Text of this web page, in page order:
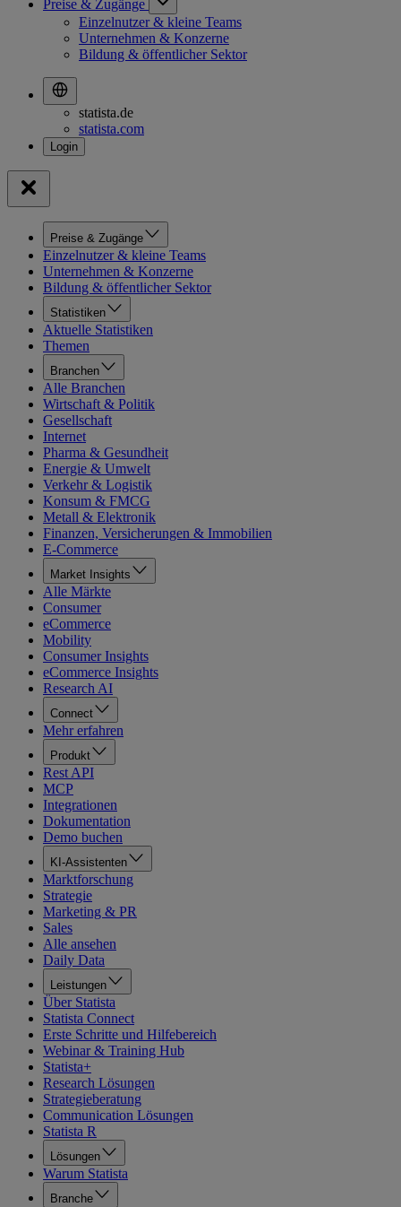
Preise & Zugänge
Einzelnutzer & kleine Teams
Unternehmen & Konzerne
Bildung & öffentlicher Sektor
statista.de
statista.com
Preise & Zugänge
Einzelnutzer & kleine Teams
Unternehmen & Konzerne
Bildung & öffentlicher Sektor
Statistiken
Aktuelle Statistiken
Themen
Branchen
Alle Branchen
Wirtschaft & Politik
Gesellschaft
Internet
Pharma & Gesundheit
Energie & Umwelt
Verkehr & Logistik
Konsum & FMCG
Metall & Elektronik
Finanzen, Versicherungen & Immobilien
E-Commerce
Market Insights
Alle Märkte
Consumer
eCommerce
Mobility
Consumer Insights
eCommerce Insights
Research AI
Connect
Mehr erfahren
Produkt
Rest API
MCP
Integrationen
Dokumentation
Demo buchen
KI-Assistenten
Marktforschung
Strategie
Marketing & PR
Sales
Alle ansehen
Daily Data
Leistungen
Über Statista
Statista Connect
Erste Schritte und Hilfebereich
Webinar & Training Hub
Statista+
Research Lösungen
Strategieberatung
Communication Lösungen
Statista R
Lösungen
Warum Statista
Branche